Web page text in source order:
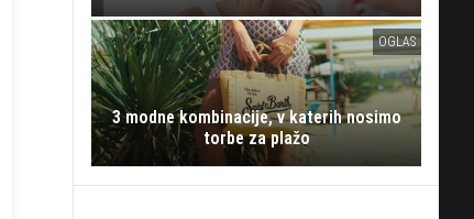
OGLAS
3 modne kombinacije, v katerih nosimo
torbe za plažo